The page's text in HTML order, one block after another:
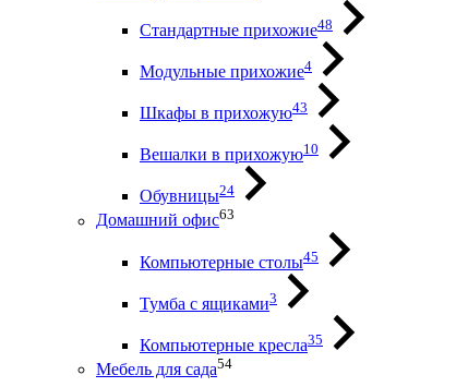
Стандартные прихожие48
Модульные прихожие4
Шкафы в прихожую43
Вешалки в прихожую10
Обувницы24
Домашний офис63
Компьютерные столы45
Тумба с ящиками3
Компьютерные кресла35
Мебель для сада54